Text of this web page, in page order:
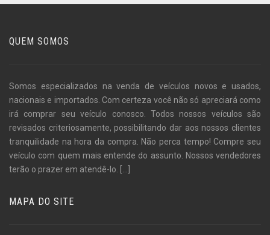
QUEM SOMOS
Somos especializados na venda de veículos novos e usados,
nacionais e importados. Com certeza você não só apreciará como
irá comprar seu veículo conosco. Todos nossos veículos são
revisados criteriosamente, possibilitando dar aos nossos clientes
tranquilidade na hora da compra. Não perca tempo! Compre seu
veículo com quem mais entende do assunto. Nossos vendedores
terão o prazer em atendê-lo.
MAPA DO SITE